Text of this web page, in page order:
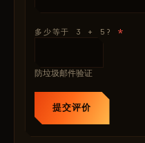
多少等于 3 + 5?*
防垃圾邮件验证
提交评价